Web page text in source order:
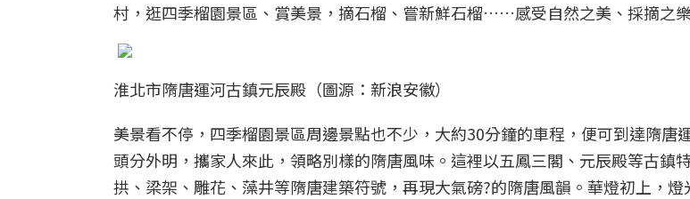
村，逛四季榴園景區、賞美景，摘石榴、嘗新鮮石榴……感受自然之美、採摘之樂
淮北市隋唐運河古鎮元辰殿（圖源：新浪安徽）
美景看不停，四季榴園景區周邊景點也不少，大約30分鐘的車程，便可到達隋唐
頭分外明，攜家人來此，領略別樣的隋唐風味。這裡以五鳳三閣、元辰殿等古鎮
拱、梁架、雕花、藻井等隋唐建築符號，再現大氣磅?的隋唐風韻。華燈初上，